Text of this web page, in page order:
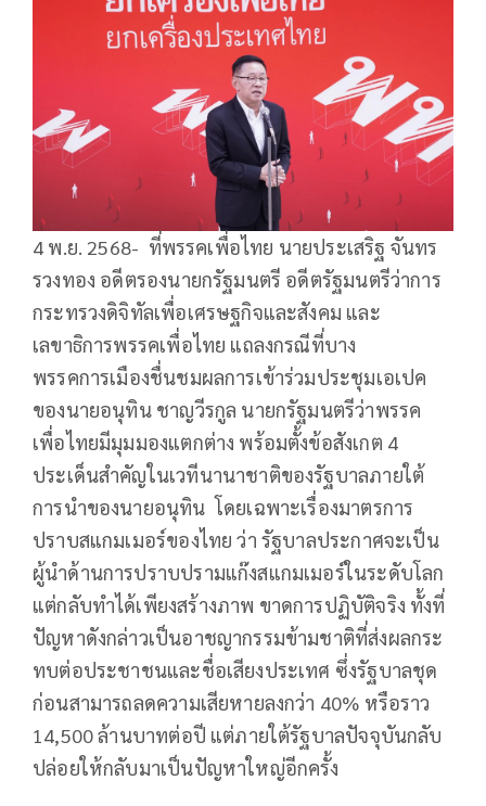
4 พ.ย. 2568- ที่พรรคเพื่อไทย นายประเสริฐ จันทร
รวงทอง อดีตรองนายกรัฐมนตรี อดีตรัฐมนตรีว่าการ
กระทรวงดิจิทัลเพื่อเศรษฐกิจและสังคม และ
เลขาธิการพรรคเพื่อไทย แถลงกรณีที่บาง
พรรคการเมืองชื่นชมผลการเข้าร่วมประชุมเอเปค
ของนายอนุทิน ชาญวีรกูล นายกรัฐมนตรีว่าพรรค
เพื่อไทยมีมุมมองแตกต่าง พร้อมตั้งข้อสังเกต 4
ประเด็นสำคัญในเวทีนานาชาติของรัฐบาลภายใต้
การนำของนายอนุทิน โดยเฉพาะเรื่องมาตรการ
ปราบสแกมเมอร์ของไทย ว่า รัฐบาลประกาศจะเป็น
ผู้นำด้านการปราบปรามแก๊งสแกมเมอร์ในระดับโลก
แต่กลับทำได้เพียงสร้างภาพ ขาดการปฏิบัติจริง ทั้งที่
ปัญหาดังกล่าวเป็นอาชญากรรมข้ามชาติที่ส่งผลกระ
ทบต่อประชาชนและชื่อเสียงประเทศ ซึ่งรัฐบาลชุด
ก่อนสามารถลดความเสียหายลงกว่า 40% หรือราว
14,500 ล้านบาทต่อปี แต่ภายใต้รัฐบาลปัจจุบันกลับ
ปล่อยให้กลับมาเป็นปัญหาใหญ่อีกครั้ง